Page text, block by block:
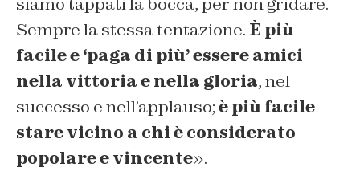
Sempre la stessa tentazione. È più
facile e ‘paga di più’ essere amici
nella vittoria e nella gloria, nel
successo e nell’applauso;è più facile
stare vicino a chi è considerato
popolare e vincente».